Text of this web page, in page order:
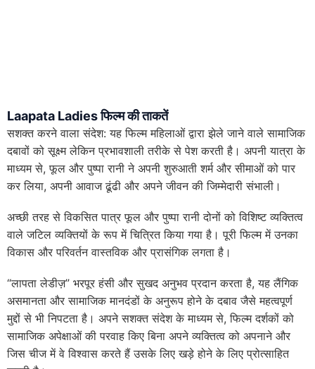
Laapata Ladies फिल्म की ताकतें
सशक्त करने वाला संदेश: यह फिल्म महिलाओं द्वारा झेले जाने वाले सामाजिक
दबावों को सूक्ष्म लेकिन प्रभावशाली तरीके से पेश करती है। अपनी यात्रा के
माध्यम से, फूल और पुष्पा रानी ने अपनी शुरुआती शर्म और सीमाओं को पार
कर लिया, अपनी आवाज ढूंढी और अपने जीवन की जिम्मेदारी संभाली।
अच्छी तरह से विकसित पात्र फूल और पुष्पा रानी दोनों को विशिष्ट व्यक्तित्व
वाले जटिल व्यक्तियों के रूप में चित्रित किया गया है। पूरी फिल्म में उनका
विकास और परिवर्तन वास्तविक और प्रासंगिक लगता है।
“लापता लेडीज़” भरपूर हंसी और सुखद अनुभव प्रदान करता है, यह लैंगिक
असमानता और सामाजिक मानदंडों के अनुरूप होने के दबाव जैसे महत्वपूर्ण
मुद्दों से भी निपटता है। अपने सशक्त संदेश के माध्यम से, फिल्म दर्शकों को
सामाजिक अपेक्षाओं की परवाह किए बिना अपने व्यक्तित्व को अपनाने और
जिस चीज में वे विश्वास करते हैं उसके लिए खड़े होने के लिए प्रोत्साहित